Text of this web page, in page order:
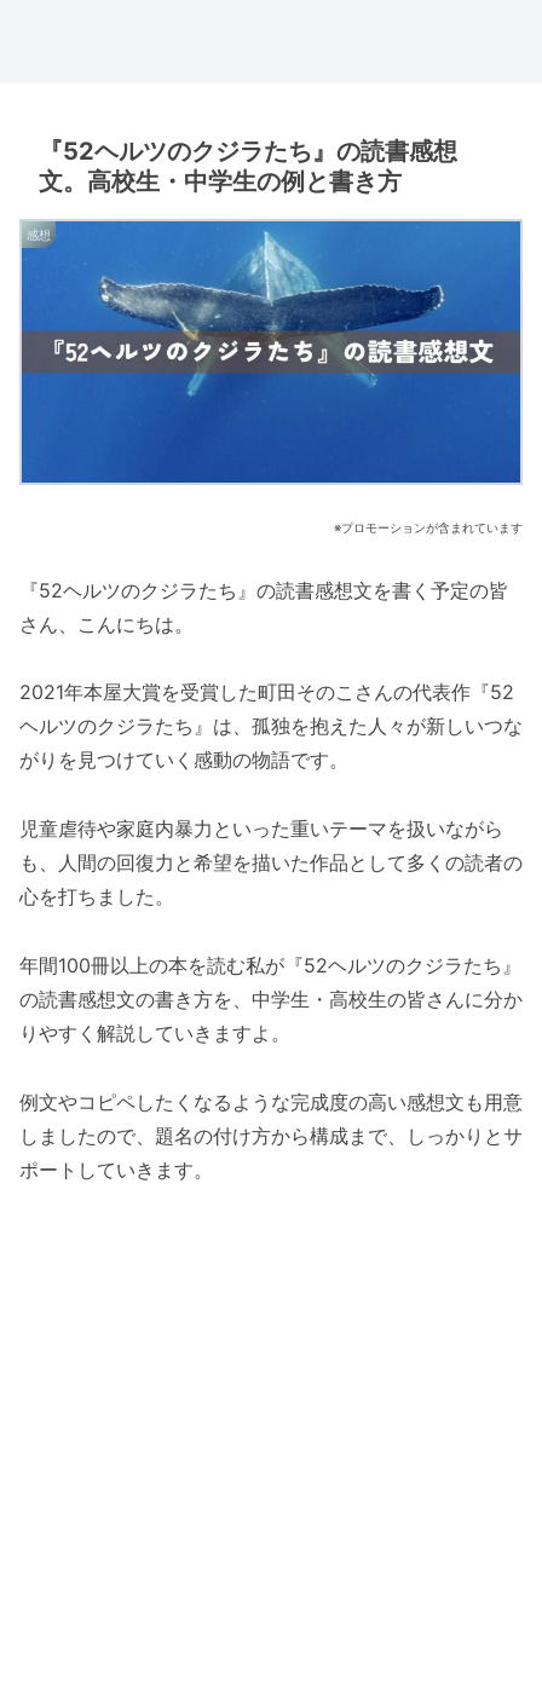
『52ヘルツのクジラたち』の読書感想
文。高校生・中学生の例と書き方
感想
※プロモーションが含まれています
『52ヘルツのクジラたち』の読書感想文を書く予定の皆
さん、こんにちは。
2021年本屋大賞を受賞した町田そのこさんの代表作『52
ヘルツのクジラたち』は、孤独を抱えた人々が新しいつな
がりを見つけていく感動の物語です。
児童虐待や家庭内暴力といった重いテーマを扱いながら
も、人間の回復力と希望を描いた作品として多くの読者の
心を打ちました。
年間100冊以上の本を読む私が『52ヘルツのクジラたち』
の読書感想文の書き方を、中学生・高校生の皆さんに分か
りやすく解説していきますよ。
例文やコピペしたくなるような完成度の高い感想文も用意
しましたので、題名の付け方から構成まで、しっかりとサ
ポートしていきます。